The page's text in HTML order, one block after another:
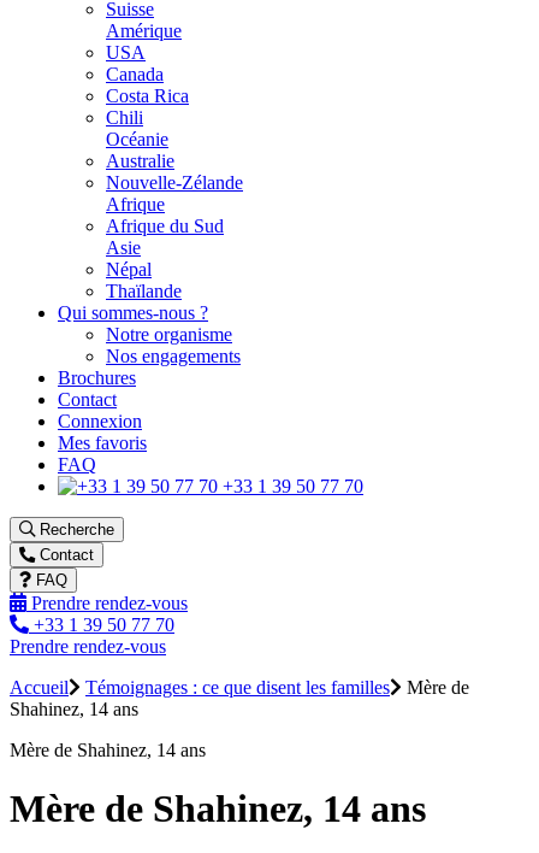
Suisse
Amérique
USA
Canada
Costa Rica
Chili
Océanie
Australie
Nouvelle-Zélande
Afrique
Afrique du Sud
Asie
Népal
Thaïlande
Qui sommes-nous ?
Notre organisme
Nos engagements
Brochures
Contact
Connexion
Mes favoris
FAQ
+33 1 39 50 77 70
Recherche
Contact
FAQ
Prendre rendez-vous
+33 1 39 50 77 70
Prendre rendez-vous
Accueil
Témoignages : ce que disent les familles
Mère de
Shahinez, 14 ans
Mère de Shahinez, 14 ans
Mère de Shahinez, 14 ans